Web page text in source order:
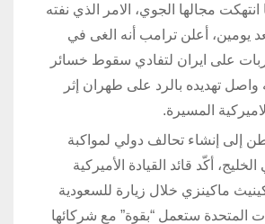
مجالها الجوي، الامر الذي نفته
يومين، أعلن ترامب أنه الغى في
على ايران لتفادي سقوط خسائر
واصل تهديده بالرد على طهران إثر
المسيرة.
إلى إنشاء تحالف دولي لمواكبة
أكّد قائد القيادة الأميركية
ماكينزي خلال زيارة للسعودية
المتحدة ستعمل “بقوة” مع شركائها